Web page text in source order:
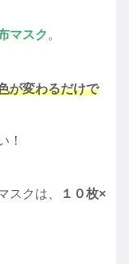
マスク。
が変わるだけで
！
スクは、
１０枚×